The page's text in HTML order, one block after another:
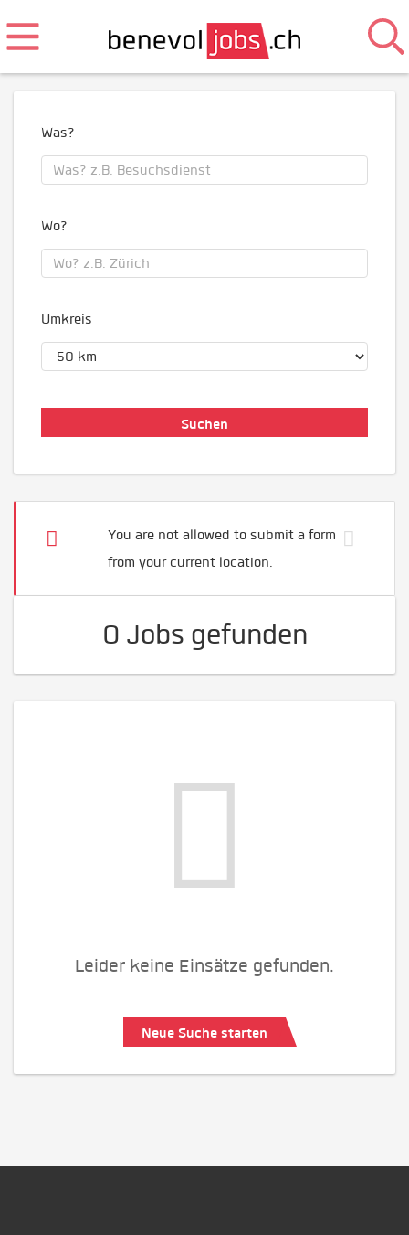
Was?
Wo?
Umkreis
You are not allowed to submit a form
from your current location.
0 Jobs gefunden
Leider keine Einsätze gefunden.
Neue Suche starten